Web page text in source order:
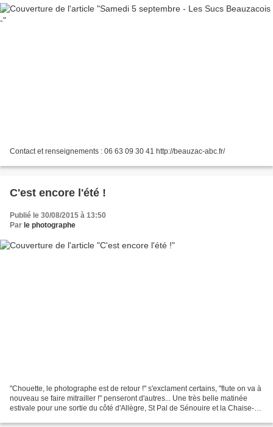
Contact et renseignements : 06 63 09 30 41 http://beauzac-abc.fr/
C'est encore l'été !
Publié le 30/08/2015 à 13:50
Par le photographe
"Chouette, le photographe est de retour !" s'exclament certains, "flute on va à
nouveau se faire mitrailler !" penseront d'autres... Une très belle matinée
estivale pour une sortie du côté d'Allègre, St Pal de Sénouire et la Chaise-